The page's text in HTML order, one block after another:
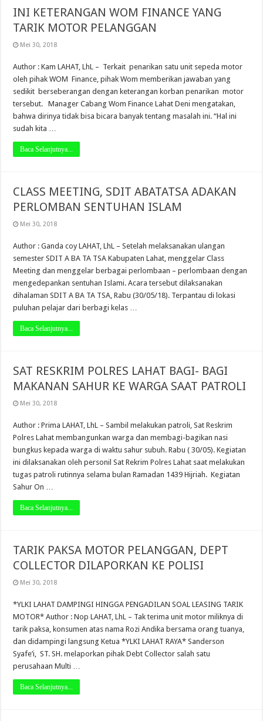
INI KETERANGAN WOM FINANCE YANG
TARIK MOTOR PELANGGAN
Mei 30, 2018
Author : Kam LAHAT, LhL – Terkait penarikan satu unit sepeda motor
oleh pihak WOM Finance, pihak Wom memberikan jawaban yang
sedikit berseberangan dengan keterangan korban penarikan motor
tersebut. Manager Cabang Wom Finance Lahat Deni mengatakan,
bahwa dirinya tidak bisa bicara banyak tentang masalah ini. “Hal ini
sudah kita …
Baca Selanjutnya...
CLASS MEETING, SDIT ABATATSA ADAKAN
PERLOMBAN SENTUHAN ISLAM
Mei 30, 2018
Author : Ganda coy LAHAT, LhL – Setelah melaksanakan ulangan
semester SDIT A BA TA TSA Kabupaten Lahat, menggelar Class
Meeting dan menggelar berbagai perlombaan – perlombaan dengan
mengedepankan sentuhan Islami. Acara tersebut dilaksanakan
dihalaman SDIT A BA TA TSA, Rabu (30/05/18). Terpantau di lokasi
puluhan pelajar dari berbagi kelas …
Baca Selanjutnya...
SAT RESKRIM POLRES LAHAT BAGI- BAGI
MAKANAN SAHUR KE WARGA SAAT PATROLI
Mei 30, 2018
Author : Prima LAHAT, LhL – Sambil melakukan patroli, Sat Reskrim
Polres Lahat membangunkan warga dan membagi-bagikan nasi
bungkus kepada warga di waktu sahur subuh. Rabu ( 30/05). Kegiatan
ini dilaksanakan oleh personil Sat Rekrim Polres Lahat saat melakukan
tugas patroli rutinnya selama bulan Ramadan 1439 Hijriah. Kegiatan
Sahur On …
Baca Selanjutnya...
TARIK PAKSA MOTOR PELANGGAN, DEPT
COLLECTOR DILAPORKAN KE POLISI
Mei 30, 2018
*YLKI LAHAT DAMPINGI HINGGA PENGADILAN SOAL LEASING TARIK
MOTOR* Author : Nop LAHAT, LhL – Tak terima unit motor miliknya di
tarik paksa, konsumen atas nama Rozi Andika bersama orang tuanya,
dan didampingi langsung Ketua *YLKI LAHAT RAYA* Sanderson
Syafe’i, ST. SH. melaporkan pihak Debt Collector salah satu
perusahaan Multi …
Baca Selanjutnya...